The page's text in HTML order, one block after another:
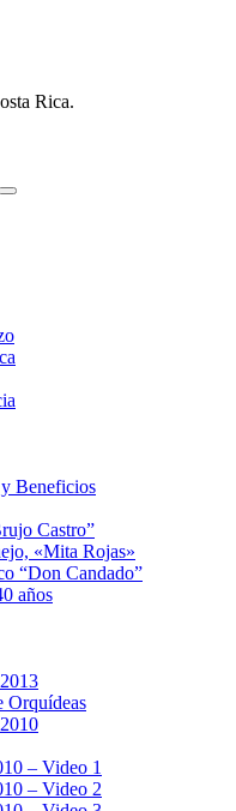
Rica.
Beneficios
Castro”
«Mita Rojas»
“Don Candado”
años
Orquídeas
– Video 1
– Video 2